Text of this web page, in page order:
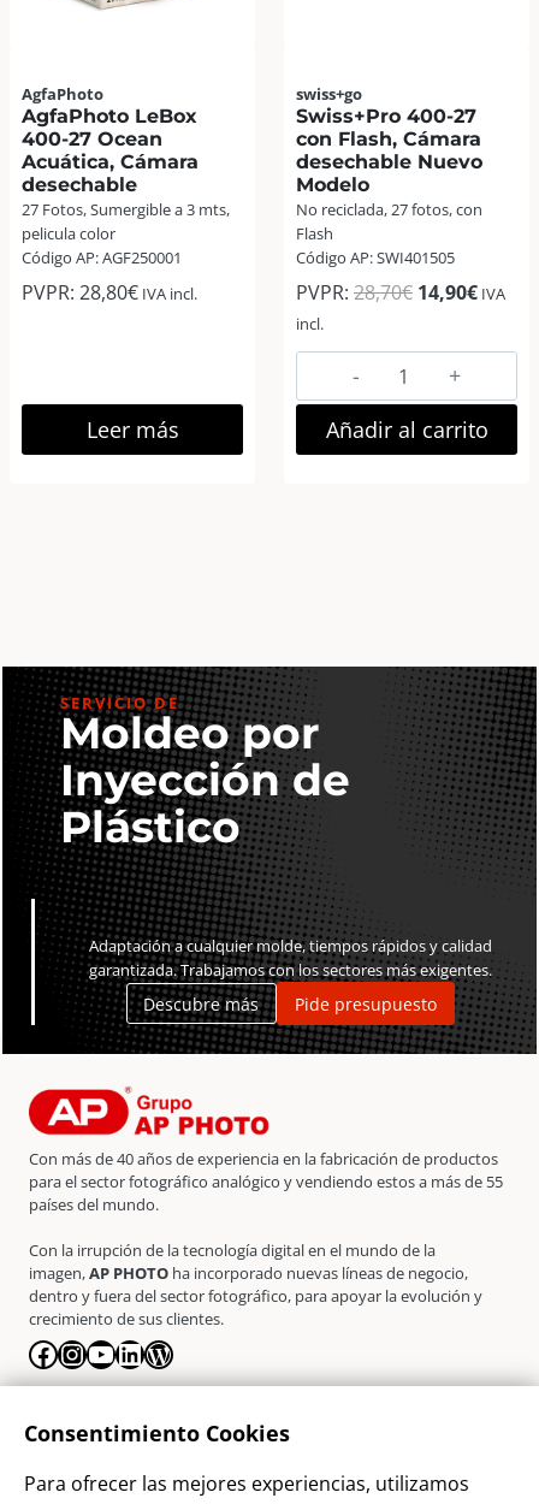
AgfaPhoto
AgfaPhoto LeBox
400-27 Ocean
Acuática, Cámara
desechable
27 Fotos, Sumergible a 3 mts,
pelicula color
Código AP: AGF250001
PVPR: 28,80€ IVA incl.
Leer más
swiss+go
Swiss+Pro 400-27
con Flash, Cámara
desechable Nuevo
Modelo
No reciclada, 27 fotos, con
Flash
Código AP: SWI401505
PVPR: 28,70€ El
original
era:
28,70€.
14,90€El
actual
14,90€.
IVA
incl.
Swiss+Pro
400-
27
con
Añadir al carrito
SERVICIO DE
Moldeo por
Inyección de
Plástico
Adaptación a cualquier molde, tiempos rápidos y calidad
garantizada. Trabajamos con los sectores más exigentes.
Descubre más Pide presupuesto
Con más de 40 años de experiencia en la fabricación de productos
para el sector fotográfico analógico y vendiendo estos a más de 55
países del mundo.
Con la irrupción de la tecnología digital en el mundo de la
imagen,AP PHOTO ha incorporado nuevas líneas de negocio,
dentro y fuera del sector fotográfico, para apoyar la evolución y
crecimiento de sus clientes.
Facebook
Instagram
YouTube
LinkedIn
WordPress
Contacto
Consentimiento Cookies
Para ofrecer las mejores experiencias, utilizamos